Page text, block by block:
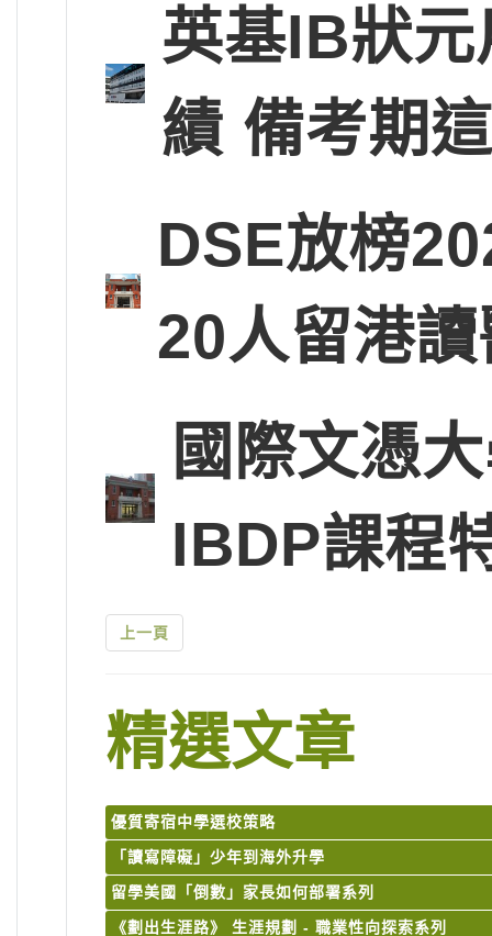
英基IB狀
績 備考期
DSE放榜
20人留港
國際文憑
IBDP課程
上一頁
精選文章
優質寄宿中學選校策略
「讀寫障礙」少年到海外升學
留學美國「倒數」家長如何部署系列
《劃出生涯路》 生涯規劃 - 職業性向探索系列